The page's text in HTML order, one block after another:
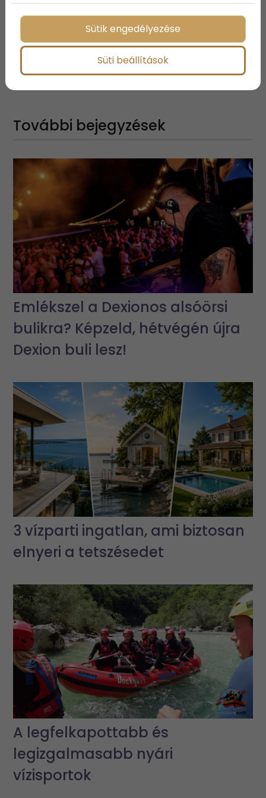
Megosztás:
További bejegyzések
Emlékszel a Dexionos alsóörsi
bulikra? Képzeld, hétvégén újra
Dexion buli lesz!
3 vízparti ingatlan, ami biztosan
elnyeri a tetszésedet
A legfelkapottabb és
legizgalmasabb nyári
vízisportok
Sütik engedélyezése
Süti beállítások